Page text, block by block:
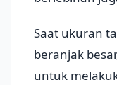
Saat ukuran
beranjak
untuk